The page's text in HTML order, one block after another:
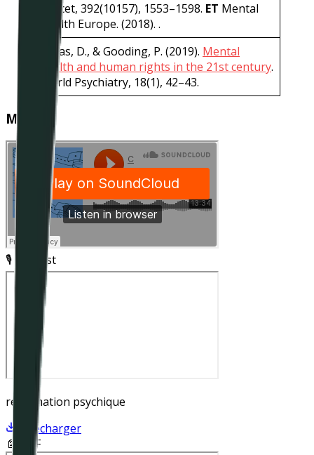
Lancet, 392(10157), 1553–1598. ET Mental
Health Europe. (2018). .
Puras, D., & Gooding, P. (2019). Mental
health and human rights in the 21st century.
World Psychiatry, 18(1), 42–43.
Médias
🎙️ Podcast
réanimation psychique
Télécharger
📄 PDF